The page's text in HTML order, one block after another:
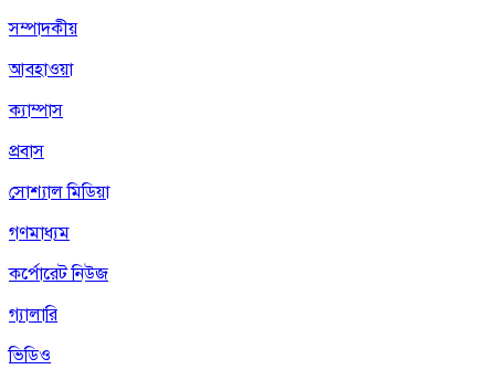
সম্পাদকীয়
আবহাওয়া
ক্যাম্পাস
প্রবাস
সোশ্যাল মিডিয়া
গণমাধ্যম
কর্পোরেট নিউজ
গ্যালারি
ভিডিও